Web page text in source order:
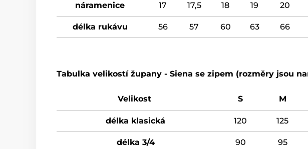
náramenice 17 17,5 18 19 20
délka rukávu 56 57 60 63 66
Tabulka velikostí župany - Siena se zipem (rozměry jsou
Velikost S M
délka klasická 120 125
délka 3/4 90 95